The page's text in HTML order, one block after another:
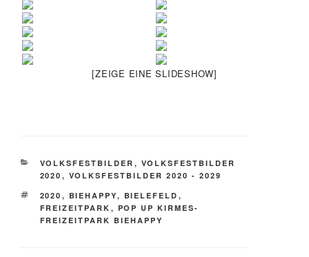
[ZEIGE EINE SLIDESHOW]
KATEGORIEN
VOLKSFESTBILDER , VOLKSFESTBILDER
2020 , VOLKSFESTBILDER 2020 - 2029
SCHLAGWÖRTER
2020 , BIEHAPPY, BIELEFELD ,
FREIZEITPARK , POP UP KIRMES-
FREIZEITPARK BIEHAPPY